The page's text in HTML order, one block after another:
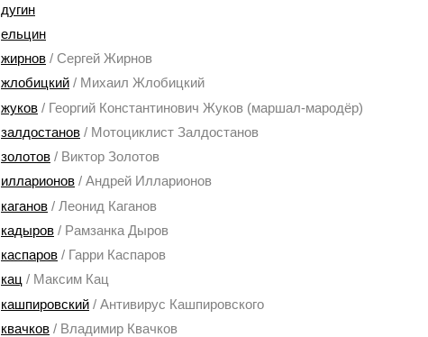
дугин
ельцин
жирнов / Сергей Жирнов
жлобицкий / Михаил Жлобицкий
жуков / Георгий Константинович Жуков (маршал-мародёр)
залдостанов / Мотоциклист Залдостанов
золотов / Виктор Золотов
илларионов / Андрей Илларионов
каганов / Леонид Каганов
кадыров / Рамзанка Дыров
каспаров / Гарри Каспаров
кац / Максим Кац
кашпировский / Антивирус Кашпировского
квачков / Владимир Квачков